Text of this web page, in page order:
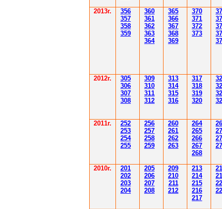
2013г.
356
357
358
359
360
361
362
363
364
365
366
367
368
369
370
371
372
373
37
37
37
2012г. 305
306
307
308
309
310
311
312
313
314
315
316
317
318
319
320
3
3
3
3
2011г.
252
253
254
255
256
257
258
259
260
261
262
263
264
265
266
267
268
26
2
2
2
2010г.
201
202
203
204
205
206
207
208
209
210
211
212
213
214
215
216
217